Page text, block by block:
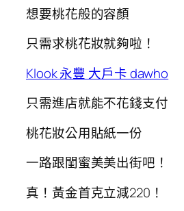
想要桃花般的容顏
只需求桃花妝就夠啦！
Klook 永豐 大戶卡 dawho
只需進店就能不花錢支付
桃花妝公用貼紙一份
一路跟閨蜜美美出街吧！
真！黃金首克立減220！